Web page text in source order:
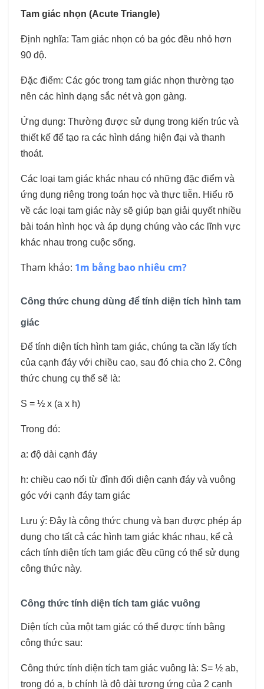
Tam giác nhọn (Acute Triangle)
Định nghĩa: Tam giác nhọn có ba góc đều nhỏ hơn
90 độ.
Đặc điểm: Các góc trong tam giác nhọn thường tạo
nên các hình dạng sắc nét và gọn gàng.
Ứng dụng: Thường được sử dụng trong kiến trúc và
thiết kế để tạo ra các hình dáng hiện đại và thanh
thoát.
Các loại tam giác khác nhau có những đặc điểm và
ứng dụng riêng trong toán học và thực tiễn. Hiểu rõ
về các loại tam giác này sẽ giúp bạn giải quyết nhiều
bài toán hình học và áp dụng chúng vào các lĩnh vực
khác nhau trong cuộc sống.
Tham khảo: 1m bằng bao nhiêu cm?
Công thức chung dùng để tính diện tích hình tam
giác
Để tính diện tích hình tam giác, chúng ta cần lấy tích
của cạnh đáy với chiều cao, sau đó chia cho 2. Công
thức chung cụ thể sẽ là:
S = ½ x (a x h)
Trong đó:
a: độ dài cạnh đáy
h: chiều cao nối từ đỉnh đối diện cạnh đáy và vuông
góc với cạnh đáy tam giác
Lưu ý: Đây là công thức chung và bạn được phép áp
dụng cho tất cả các hình tam giác khác nhau, kể cả
cách tính diện tích tam giác đều cũng có thể sử dụng
công thức này.
Công thức tính diện tích tam giác vuông
Diện tích của một tam giác có thể được tính bằng
công thức sau:
Công thức tính diện tích tam giác vuông là: S= ½ ab,
trong đó a, b chính là độ dài tương ứng của 2 cạnh